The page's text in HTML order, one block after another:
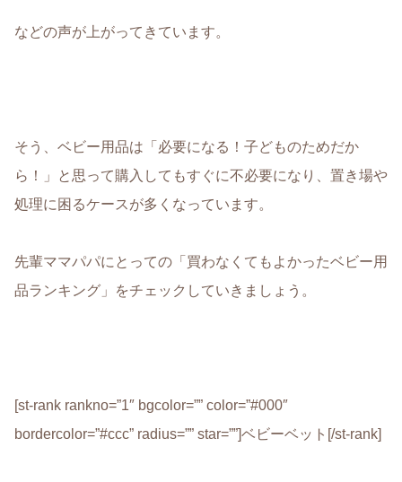
などの声が上がってきています。
そう、ベビー用品は「必要になる！子どものためだか
ら！」と思って購入してもすぐに不必要になり、置き場や
処理に困るケースが多くなっています。
先輩ママパパにとっての「買わなくてもよかったベビー用
品ランキング」をチェックしていきましょう。
[st-rank rankno=”1″ bgcolor=”” color=”#000″
bordercolor=”#ccc” radius=”” star=””]ベビーベット[/st-rank]